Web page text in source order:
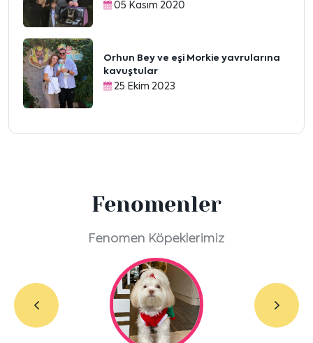
05 Kasım 2020
Orhun Bey ve eşi Morkie yavrularına
kavuştular
25 Ekim 2023
Fenomenler
Fenomen Köpeklerimiz